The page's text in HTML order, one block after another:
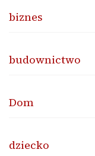
biznes
budownictwo
Dom
dziecko